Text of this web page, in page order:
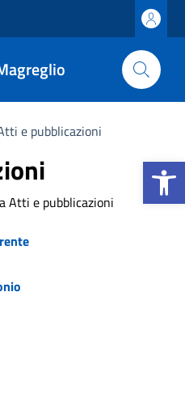
Apri la
e pubblicazioni
Atti e pubblicazioni